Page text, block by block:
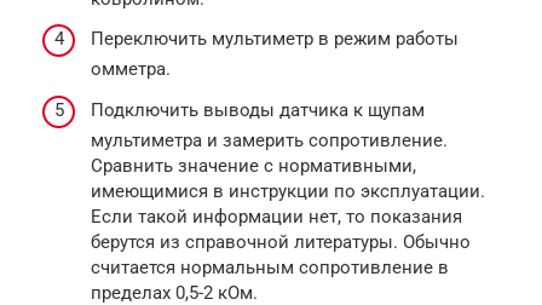
Переключить мультиметр в режим работы
омметра.
Подключить выводы датчика к щупам
мультиметра и замерить сопротивление.
Сравнить значение с нормативными,
имеющимися в инструкции по эксплуатации.
Если такой информации нет, то показания
берутся из справочной литературы. Обычно
считается нормальным сопротивление в
пределах 0,5-2 кОм.